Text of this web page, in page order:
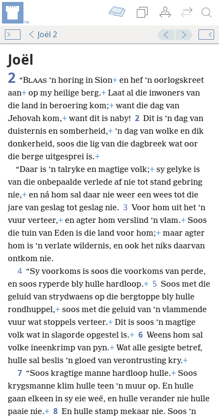
Joël 2
Joël
2 “BLAAS ’n horing in Sion+ en hef ’n oorlogskreet
aan+ op my heilige berg.+ Laat al die inwoners van
die land in beroering kom;+ want die dag van
Jehovah kom,+ want dit is naby! 2 Dit is ’n dag van
duisternis en somberheid,+ ’n dag van wolke en dik
donkerheid, soos die lig van die dagbreek wat oor
die berge uitgesprei is.+
“Daar is ’n talryke en magtige volk;+ sy gelyke is
van die onbepaalde verlede af nie tot stand gebring
nie,+ en ná hom sal daar nie weer een wees tot die
jare van geslag tot geslag nie. 3 Voor hom uit het ’n
vuur verteer,+ en agter hom verslind ’n vlam.+ Soos
die tuin van Eden is die land voor hom;+ maar agter
hom is ’n verlate wildernis, en ook het niks daarvan
ontkom nie.
4 “Sy voorkoms is soos die voorkoms van perde,
en soos ryperde bly hulle hardloop.+ 5 Soos met die
geluid van strydwaens op die bergtoppe bly hulle
rondhuppel,+ soos met die geluid van ’n vlammende
vuur wat stoppels verteer.+ Dit is soos ’n magtige
volk wat in slagorde opgestel is.+ 6 Weens hom sal
volke ineenkrimp van pyn.+ Wat alle gesigte betref,
hulle sal beslis ’n gloed van verontrusting kry.+
7 “Soos kragtige manne hardloop hulle.+ Soos
krygsmanne klim hulle teen ’n muur op. En hulle
gaan elkeen in sy eie weë, en hulle verander nie hulle
paaie nie.+ 8 En hulle stamp mekaar nie. Soos ’n